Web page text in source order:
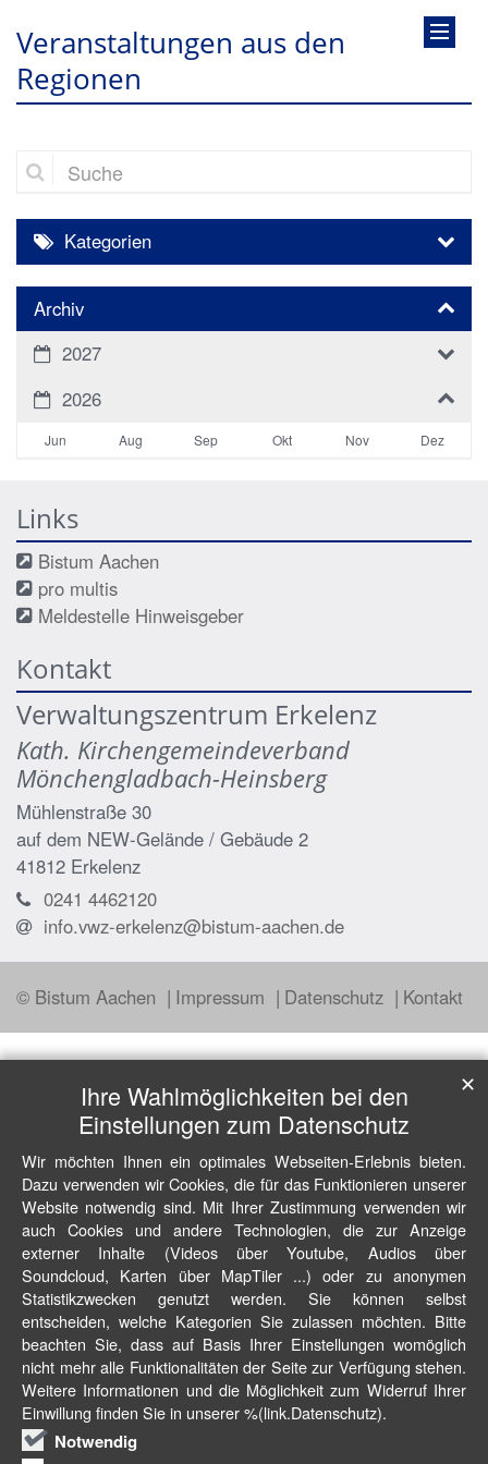
Veranstaltungen aus den
Regionen
Suche
Kategorien
Archiv
2027
2026
Jun Aug Sep Okt Nov Dez
Links
Bistum Aachen
pro multis
Meldestelle Hinweisgeber
Kontakt
Verwaltungszentrum Erkelenz
Kath. Kirchengemeindeverband
Mönchengladbach-Heinsberg
Mühlenstraße 30
auf dem NEW-Gelände / Gebäude 2
41812 Erkelenz
0241 4462120
info.vwz-erkelenz@bistum-aachen.de
© Bistum Aachen Impressum Datenschutz Kontakt
Ihre Wahlmöglichkeiten bei den
Einstellungen zum Datenschutz
Wir möchten Ihnen ein optimales Webseiten-Erlebnis bieten.
Dazu verwenden wir Cookies, die für das Funktionieren unserer
Website notwendig sind. Mit Ihrer Zustimmung verwenden wir
auch Cookies und andere Technologien, die zur Anzeige
externer Inhalte (Videos über Youtube, Audios über
Soundcloud, Karten über MapTiler ...) oder zu anonymen
Statistikzwecken genutzt werden. Sie können selbst
entscheiden, welche Kategorien Sie zulassen möchten. Bitte
beachten Sie, dass auf Basis Ihrer Einstellungen womöglich
nicht mehr alle Funktionalitäten der Seite zur Verfügung stehen.
Weitere Informationen und die Möglichkeit zum Widerruf Ihrer
Einwillung finden Sie in unserer %(link.Datenschutz).
Notwendig
✕